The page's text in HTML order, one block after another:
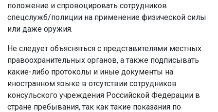
положение и спровоцировать сотрудников
спецслужб/полиции на применение физической силы
или даже оружия.
Не следует объясняться с представителями местных
правоохранительных органов, а также подписывать
какие-либо протоколы и иные документы на
иностранном языке в отсутствии сотрудников
консульского учреждения Российской Федерации в
стране пребывания, так как такие показания по